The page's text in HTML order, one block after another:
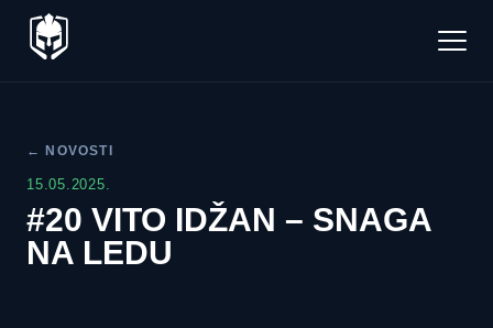
← NOVOSTI
15.05.2025.
#20 VITO IDŽAN – SNAGA
NA LEDU